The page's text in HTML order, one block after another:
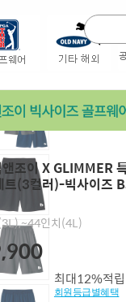
조이 X GLIMMER
트(3컬러)-빅사이즈
인치(4L)
최대12%적
회원등급별혜택